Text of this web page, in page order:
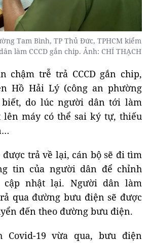
Tam Bình, TP Thủ Đức, TPHCM kiểm
làm CCCD gắn chip. Ảnh: CHÍ THẠCH
chậm trễ trả CCCD gắn chip,
Hồ Hải Lý (công an phường
biết, do lúc người dân tới làm
lên máy có thể sai ký tự, thiếu
được trả về lại, cán bộ sẽ đi tìm
tin của người dân để chỉnh
cập nhật lại. Người dân làm
qua đường bưu điện sẽ được
đến theo đường bưu điện.
Covid-19 vừa qua, bưu điện